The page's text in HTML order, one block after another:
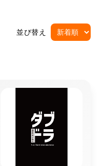
並び替え